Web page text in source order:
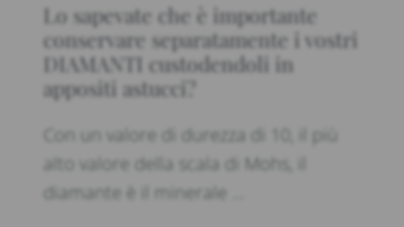
Lo sapevate che è importante
conservare separatamente i vostri
DIAMANTI custodendoli in
appositi astucci?
Con un valore di durezza di 10, il più
alto valore della scala di Mohs, il
diamante è il minerale …